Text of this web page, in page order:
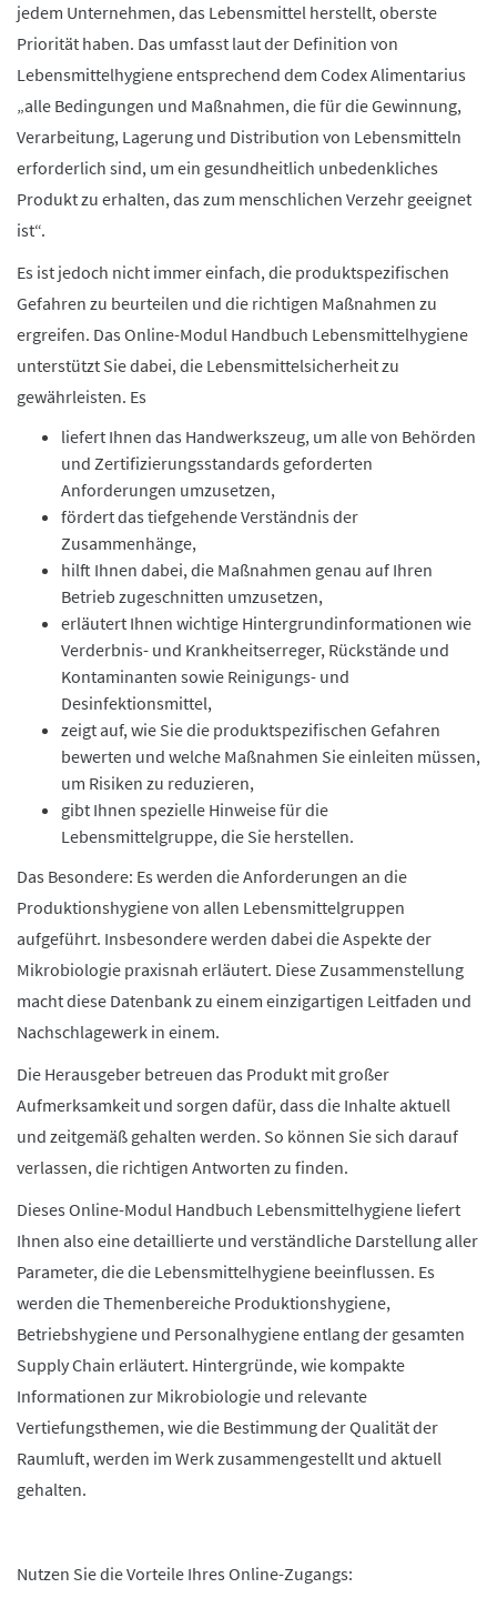
jedem Unternehmen, das Lebensmittel herstellt, oberste
Priorität haben. Das umfasst laut der Definition von
Lebensmittelhygiene entsprechend dem Codex Alimentarius
„alle Bedingungen und Maßnahmen, die für die Gewinnung,
Verarbeitung, Lagerung und Distribution von Lebensmitteln
erforderlich sind, um ein gesundheitlich unbedenkliches
Produkt zu erhalten, das zum menschlichen Verzehr geeignet
ist“.
Es ist jedoch nicht immer einfach, die produktspezifischen
Gefahren zu beurteilen und die richtigen Maßnahmen zu
ergreifen. Das Online-Modul Handbuch Lebensmittelhygiene
unterstützt Sie dabei, die Lebensmittelsicherheit zu
gewährleisten. Es
liefert Ihnen das Handwerkszeug, um alle von Behörden
und Zertifizierungsstandards geforderten
Anforderungen umzusetzen,
fördert das tiefgehende Verständnis der
Zusammenhänge,
hilft Ihnen dabei, die Maßnahmen genau auf Ihren
Betrieb zugeschnitten umzusetzen,
erläutert Ihnen wichtige Hintergrundinformationen wie
Verderbnis- und Krankheitserreger, Rückstände und
Kontaminanten sowie Reinigungs- und
Desinfektionsmittel,
zeigt auf, wie Sie die produktspezifischen Gefahren
bewerten und welche Maßnahmen Sie einleiten müssen,
um Risiken zu reduzieren,
gibt Ihnen spezielle Hinweise für die
Lebensmittelgruppe, die Sie herstellen.
Das Besondere: Es werden die Anforderungen an die
Produktionshygiene von allen Lebensmittelgruppen
aufgeführt. Insbesondere werden dabei die Aspekte der
Mikrobiologie praxisnah erläutert. Diese Zusammenstellung
macht diese Datenbank zu einem einzigartigen Leitfaden und
Nachschlagewerk in einem.
Die Herausgeber betreuen das Produkt mit großer
Aufmerksamkeit und sorgen dafür, dass die Inhalte aktuell
und zeitgemäß gehalten werden. So können Sie sich darauf
verlassen, die richtigen Antworten zu finden.
Dieses Online-Modul Handbuch Lebensmittelhygiene liefert
Ihnen also eine detaillierte und verständliche Darstellung aller
Parameter, die die Lebensmittelhygiene beeinflussen. Es
werden die Themenbereiche Produktionshygiene,
Betriebshygiene und Personalhygiene entlang der gesamten
Supply Chain erläutert. Hintergründe, wie kompakte
Informationen zur Mikrobiologie und relevante
Vertiefungsthemen, wie die Bestimmung der Qualität der
Raumluft, werden im Werk zusammengestellt und aktuell
gehalten.
Nutzen Sie die Vorteile Ihres Online-Zugangs: